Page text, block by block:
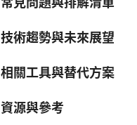
技術趨勢與未來展望
相關工具與替代方案
資源與參考